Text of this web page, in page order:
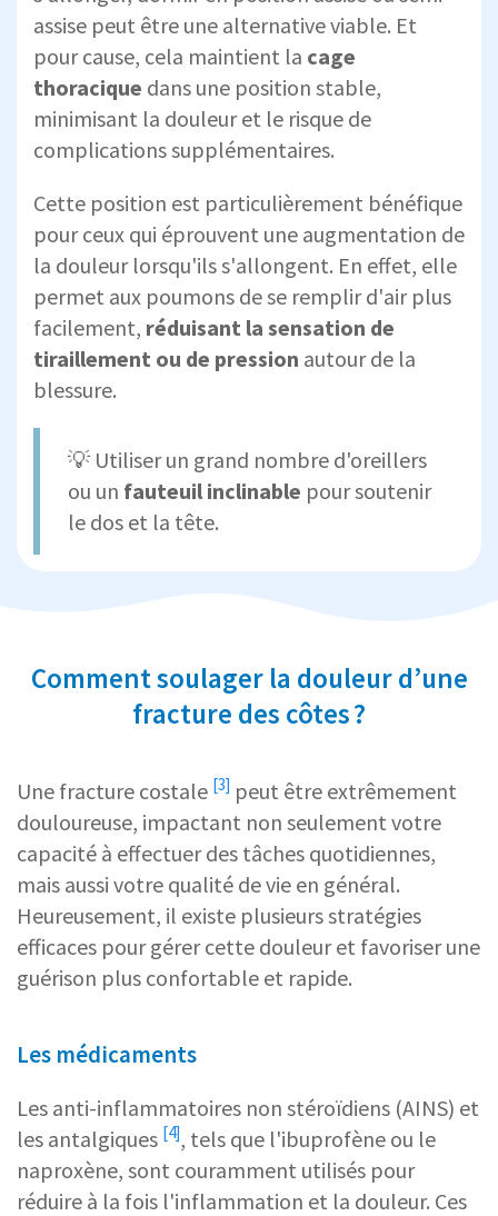
assise peut être une alternative viable. Et
pour cause, cela maintient la cage
thoracique dans une position stable,
minimisant la douleur et le risque de
complications supplémentaires.
Cette position est particulièrement bénéfique
pour ceux qui éprouvent une augmentation de
la douleur lorsqu'ils s'allongent. En effet, elle
permet aux poumons de se remplir d'air plus
facilement, réduisant la sensation de
tiraillement ou de pression autour de la
blessure.
💡 Utiliser un grand nombre d'oreillers
ou un fauteuil inclinable pour soutenir
le dos et la tête.
Comment soulager la douleur d’une
fracture des côtes ?
Une fracture costale [3] peut être extrêmement
douloureuse, impactant non seulement votre
capacité à effectuer des tâches quotidiennes,
mais aussi votre qualité de vie en général.
Heureusement, il existe plusieurs stratégies
efficaces pour gérer cette douleur et favoriser une
guérison plus confortable et rapide.
Les médicaments
Les anti-inflammatoires non stéroïdiens (AINS) et
les antalgiques [4], tels que l'ibuprofène ou le
naproxène, sont couramment utilisés pour
réduire à la fois l'inflammation et la douleur. Ces